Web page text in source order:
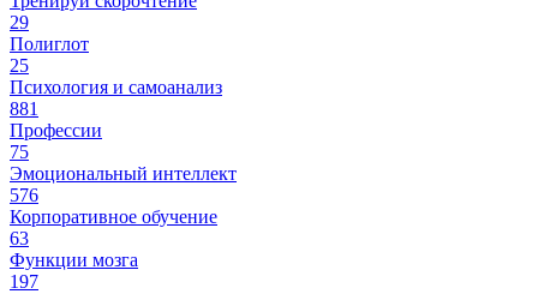
29
Полиглот
25
Психология и самоанализ
881
Профессии
75
Эмоциональный интеллект
576
Корпоративное обучение
63
Функции мозга
197